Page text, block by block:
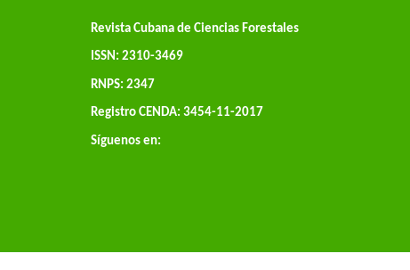
Revista Cubana de Ciencias Forestales
ISSN: 2310-3469
RNPS: 2347
Registro CENDA: 3454-11-2017
Síguenos en: